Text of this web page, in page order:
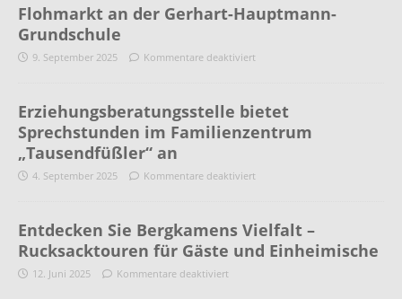
Flohmarkt an der Gerhart-Hauptmann-
Grundschule
9. September 2025 Kommentare deaktiviert
Erziehungsberatungsstelle bietet
Sprechstunden im Familienzentrum
„Tausendfüßler“ an
4. September 2025 Kommentare deaktiviert
Entdecken Sie Bergkamens Vielfalt –
Rucksacktouren für Gäste und Einheimische
12. Juni 2025 Kommentare deaktiviert